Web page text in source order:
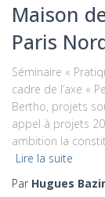
Maison
Paris
Séminaire «
cadre de l’axe «
Bertho, projets
appel à projets
ambition la
Lire la suite
Par Hugues